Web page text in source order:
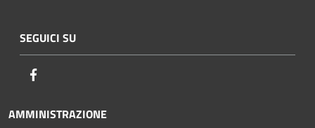
SEGUICI SU
AMMINISTRAZIONE